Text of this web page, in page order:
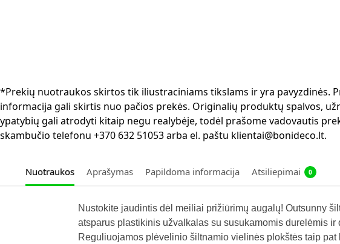
*Prekių nuotraukos skirtos tik iliustraciniams tikslams ir yra pavyzdinės.
informacija gali skirtis nuo pačios prekės. Originalių produktų spalvos,
ypatybių gali atrodyti kitaip negu realybėje, todėl prašome vadovautis
skambučio telefonu +370 632 51053 arba el. paštu klientai@bonideco.lt.
Nuotraukos Aprašymas Papildoma informacija Atsiliepimai 0
Nustokite jaudintis dėl meiliai prižiūrimų augalų! Outsunny
atsparus plastikinis užvalkalas su susukamomis durelėmis
Reguliuojamos plėvelinio šiltnamio vielinės plokštės taip